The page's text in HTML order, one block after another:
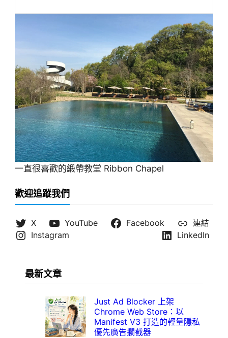
一直很喜歡的緞帶教堂 Ribbon Chapel
歡迎追蹤我們
X YouTube Facebook
連結
Instagram
LinkedIn
最新文章
Just Ad Blocker 上架
Chrome Web Store：以
Manifest V3 打造的輕量隱私
優先廣告攔截器